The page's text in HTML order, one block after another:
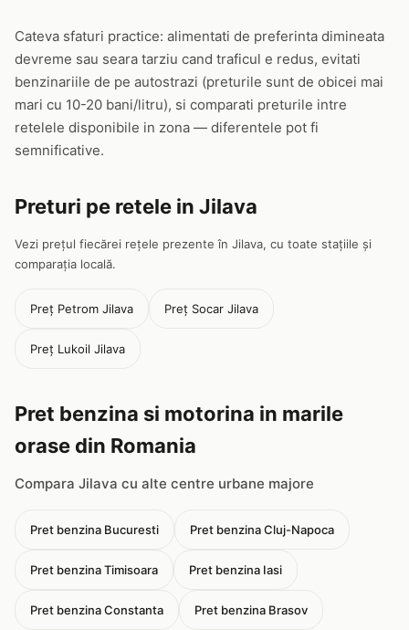
Cateva sfaturi practice: alimentati de preferinta dimineata
devreme sau seara tarziu cand traficul e redus, evitati
benzinariile de pe autostrazi (preturile sunt de obicei mai
mari cu 10-20 bani/litru), si comparati preturile intre
retelele disponibile in zona — diferentele pot fi
semnificative.
Preturi pe retele in Jilava
Vezi prețul fiecărei rețele prezente în Jilava, cu toate stațiile și
comparația locală.
Preț Petrom Jilava Preț Socar Jilava
Preț Lukoil Jilava
Pret benzina si motorina in marile
orase din Romania
Compara Jilava cu alte centre urbane majore
Pret benzina Bucuresti Pret benzina Cluj-Napoca
Pret benzina Timisoara Pret benzina Iasi
Pret benzina Constanta Pret benzina Brasov